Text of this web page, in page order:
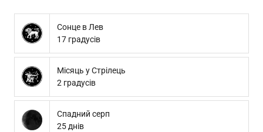
Сонце в Лев
17 градусів
Місяць у Стрілець
2 градусів
Спадний серп
25 днів